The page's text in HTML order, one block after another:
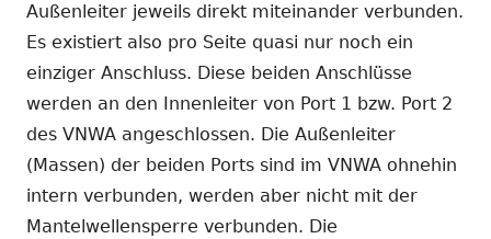
Außenleiter jeweils direkt miteinander verbunden.
Es existiert also pro Seite quasi nur noch ein
einziger Anschluss. Diese beiden Anschlüsse
werden an den Innenleiter von Port 1 bzw. Port 2
des VNWA angeschlossen. Die Außenleiter
(Massen) der beiden Ports sind im VNWA ohnehin
intern verbunden, werden aber nicht mit der
Mantelwellensperre verbunden. Die